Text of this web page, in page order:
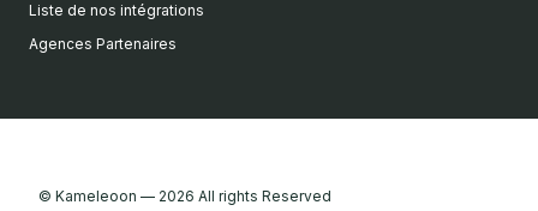
Liste de nos intégrations
Agences Partenaires
© Kameleoon — 2026 All rights Reserved